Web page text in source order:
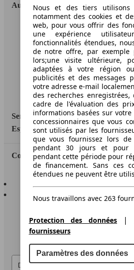
AutoScout24
A propos d'AutoScout24
Conditions d'utilisation
Informations légales
Protection des données
Accessibility Statement
Service
Espace Pro
Contact
AutoScout24 pour iOS
Nous et des tiers utilisons
notamment des cookies et
web, pour vous offrir des
une expérience
fonctionnalités étendues,
de notre offre, par exemple
lors;une visite ultérieure,
adaptées à votre région
publicités et des messages
votre adresse e-mail
des recherches
cadre de l'évaluation des
informations basées sur
concessionnaires que vous
sont utilisés par les
que vous fournissez lors
pendant 30 jours et pour
pendant cette période pour
de financement. Sans ces
étendues ne peuvent être
Nous travaillons avec 263
Protection des données |
fournisseurs
Paramètres des données